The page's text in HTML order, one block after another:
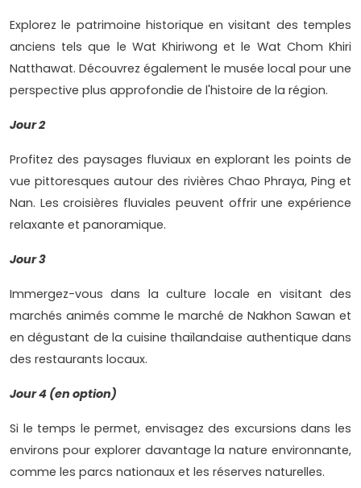
Explorez le patrimoine historique en visitant des temples
anciens tels que le Wat Khiriwong et le Wat Chom Khiri
Natthawat. Découvrez également le musée local pour une
perspective plus approfondie de l'histoire de la région.
Jour 2
Profitez des paysages fluviaux en explorant les points de
vue pittoresques autour des rivières Chao Phraya, Ping et
Nan. Les croisières fluviales peuvent offrir une expérience
relaxante et panoramique.
Jour 3
Immergez-vous dans la culture locale en visitant des
marchés animés comme le marché de Nakhon Sawan et
en dégustant de la cuisine thaïlandaise authentique dans
des restaurants locaux.
Jour 4 (en option)
Si le temps le permet, envisagez des excursions dans les
environs pour explorer davantage la nature environnante,
comme les parcs nationaux et les réserves naturelles.